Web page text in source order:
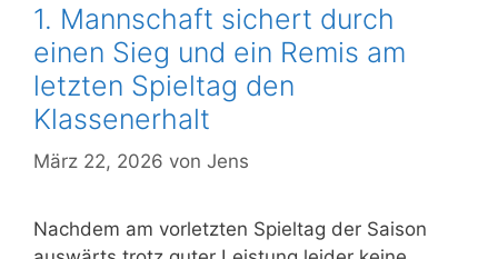
1. Mannschaft sichert durch
einen Sieg und ein Remis am
letzten Spieltag den
Klassenerhalt
März 22, 2026 von Jens
Nachdem am vorletzten Spieltag der Saison